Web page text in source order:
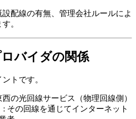
配線の有無、管理会社ルールによ
。
バイダの関係
トです。
西の光回線サービス（物理回線側）
: その回線を通じてインターネット